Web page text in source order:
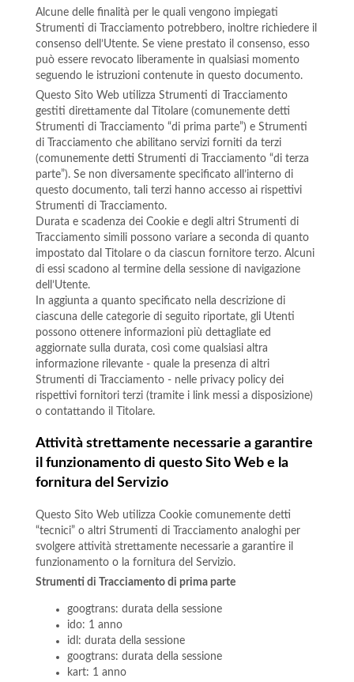
Alcune delle finalità per le quali vengono impiegati
Strumenti di Tracciamento potrebbero, inoltre richiedere il
consenso dell’Utente. Se viene prestato il consenso, esso
può essere revocato liberamente in qualsiasi momento
seguendo le istruzioni contenute in questo documento.
Questo Sito Web utilizza Strumenti di Tracciamento
gestiti direttamente dal Titolare (comunemente detti
Strumenti di Tracciamento “di prima parte”) e Strumenti
di Tracciamento che abilitano servizi forniti da terzi
(comunemente detti Strumenti di Tracciamento “di terza
parte”). Se non diversamente specificato all’interno di
questo documento, tali terzi hanno accesso ai rispettivi
Strumenti di Tracciamento.
Durata e scadenza dei Cookie e degli altri Strumenti di
Tracciamento simili possono variare a seconda di quanto
impostato dal Titolare o da ciascun fornitore terzo. Alcuni
di essi scadono al termine della sessione di navigazione
dell’Utente.
In aggiunta a quanto specificato nella descrizione di
ciascuna delle categorie di seguito riportate, gli Utenti
possono ottenere informazioni più dettagliate ed
aggiornate sulla durata, così come qualsiasi altra
informazione rilevante - quale la presenza di altri
Strumenti di Tracciamento - nelle privacy policy dei
rispettivi fornitori terzi (tramite i link messi a disposizione)
o contattando il Titolare.
Attività strettamente necessarie a garantire
il funzionamento di questo Sito Web e la
fornitura del Servizio
Questo Sito Web utilizza Cookie comunemente detti
“tecnici” o altri Strumenti di Tracciamento analoghi per
svolgere attività strettamente necessarie a garantire il
funzionamento o la fornitura del Servizio.
Strumenti di Tracciamento di prima parte
googtrans: durata della sessione
ido: 1 anno
idl: durata della sessione
googtrans: durata della sessione
kart: 1 anno